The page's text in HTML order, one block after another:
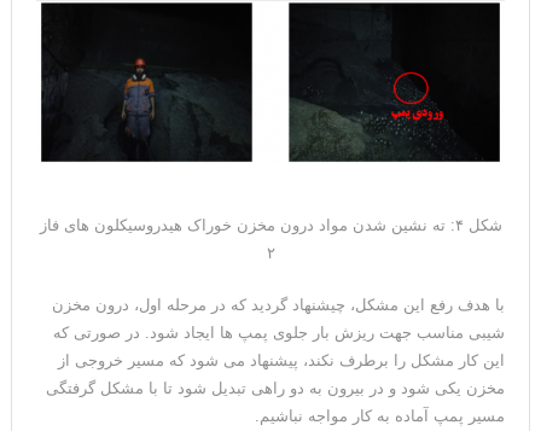
شکل ۴: ته نشین شدن مواد درون مخزن خوراک هیدروسیکلون های فاز
۲
با هدف رفع این مشکل، چیشنهاد گردید که در مرحله اول، درون مخزن
شیبی مناسب جهت ریزش بار جلوی پمپ ها ایجاد شود. در صورتی که
این کار مشکل را برطرف نکند، پیشنهاد می شود که مسیر خروجی از
مخزن یکی شود و در بیرون به دو راهی تبدیل شود تا با مشکل گرفتگی
مسیر پمپ آماده به کار مواجه نباشیم.